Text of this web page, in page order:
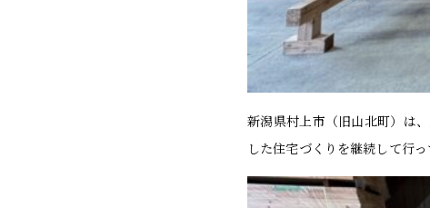
新潟県村上市（旧山北町）は
した住宅づくりを継続して行っ